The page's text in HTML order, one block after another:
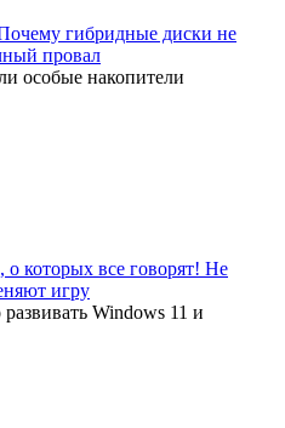
гибридные диски не
провал
особые накопители
которых все говорят! Не
игру
Windows 11 и